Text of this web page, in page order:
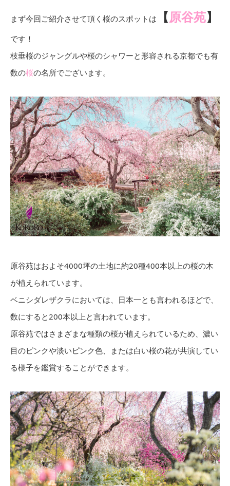
まず今回ご紹介させて頂く桜のスポットは 【原谷苑】
です！
枝垂桜のジャングルや桜のシャワーと形容される京都でも有
数の桜の名所でございます。
原谷苑はおよそ4000坪の土地に約20種400本以上の桜の木
が植えられています。
ベニシダレザクラにおいては、日本一とも言われるほどで、
数にすると200本以上と言われています。
原谷苑ではさまざまな種類の桜が植えられているため、濃い
目のピンクや淡いピンク色、または白い桜の花が共演してい
る様子を鑑賞することができます。